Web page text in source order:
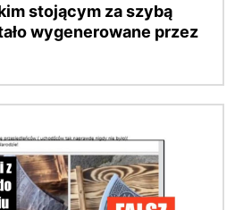
stojącym za szybą
wygenerowane przez